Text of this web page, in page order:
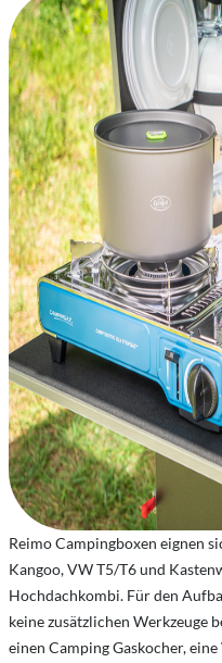
Reimo Campingboxen eignen
Kangoo, VW T5/T6 und
Hochdachkombi. Für den
keine zusätzlichen Werkzeuge
einen Camping Gaskocher,